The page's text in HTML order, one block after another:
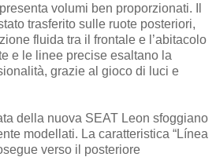
volumi ben proporzionati. Il
trasferito sulle ruote posteriori,
fluida tra il frontale e l’abitacolo
e le linee precise esaltano la
grazie al gioco di luci e
della nuova SEAT Leon sfoggiano
modellati. La caratteristica “Línea
verso il posteriore